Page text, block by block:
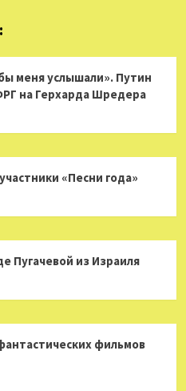
меня услышали». Путин
на Герхарда Шредера
«Песни года»
Пугачевой из Израиля
фильмов